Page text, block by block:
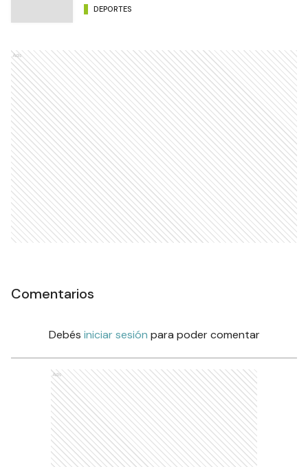
DEPORTES
Ads
Comentarios
Debés iniciar sesión para poder comentar
Ads